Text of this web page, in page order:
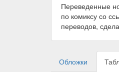
Переведенные
по комиксу со
переводов,
Обложки